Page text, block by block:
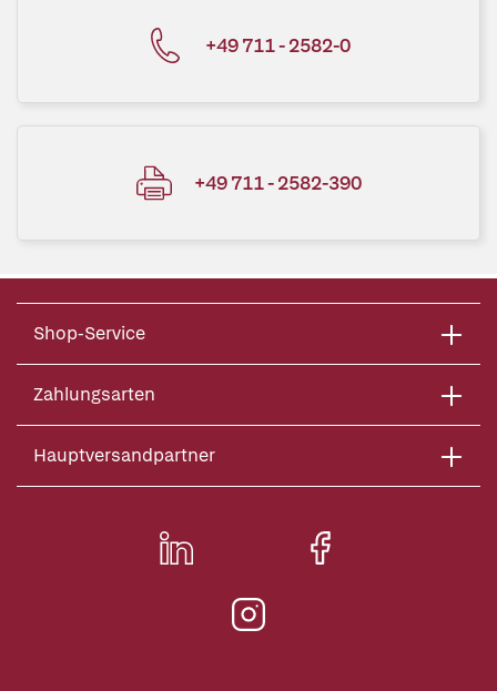
+49 711 - 2582-0
+49 711 - 2582-390
Shop-Service
Zahlungsarten
Hauptversandpartner